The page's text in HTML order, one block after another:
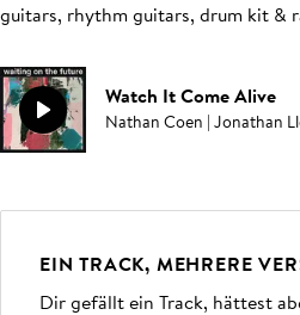
guitars, rhythm guitars, drum kit &
Watch It Come Alive
Nathan Coen | Jonathan
EIN TRACK, MEHRERE
Dir gefällt ein Track, hättest